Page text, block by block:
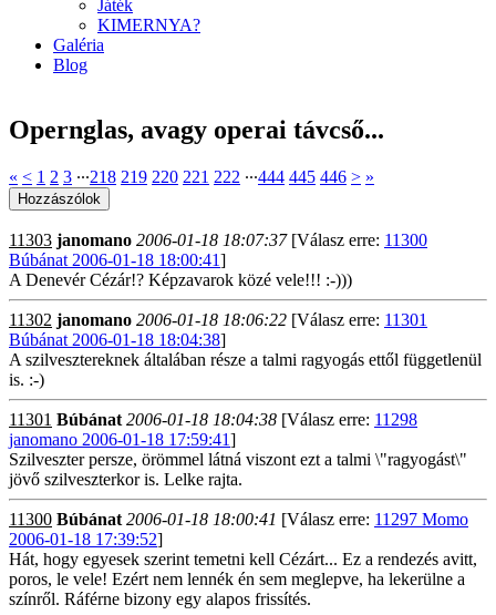
Játék
KIMERNYA?
Galéria
Blog
Opernglas, avagy operai távcső...
« < 1 2 3 ∙∙∙218 219 220 221 222 ∙∙∙444 445 446 > »
11303 janomano 2006-01-18 18:07:37[Válasz erre: 11300
Búbánat 2006-01-18 18:00:41]
A Denevér Cézár!? Képzavarok közé vele!!! :-)))
11302 janomano 2006-01-18 18:06:22 [Válasz erre: 11301
Búbánat 2006-01-18 18:04:38]
A szilvesztereknek általában része a talmi ragyogás ettől függetlenül
is. :-)
11301 Búbánat 2006-01-18 18:04:38 [Válasz erre: 11298
janomano 2006-01-18 17:59:41]
Szilveszter persze, örömmel látná viszont ezt a talmi \"ragyogást\"
jövő szilveszterkor is. Lelke rajta.
11300 Búbánat 2006-01-18 18:00:41 [Válasz erre: 11297 Momo
2006-01-18 17:39:52]
Hát, hogy egyesek szerint temetni kell Cézárt... Ez a rendezés avitt,
poros, le vele! Ezért nem lennék én sem meglepve, ha lekerülne a
színről. Ráférne bizony egy alapos frissítés.